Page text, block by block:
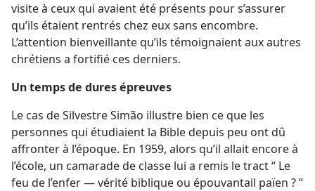
visite à ceux qui avaient été présents pour s’assurer
qu’ils étaient rentrés chez eux sans encombre.
L’attention bienveillante qu’ils témoignaient aux autres
chrétiens a fortifié ces derniers.
Un temps de dures épreuves
Le cas de Silvestre Simão illustre bien ce que les
personnes qui étudiaient la Bible depuis peu ont dû
affronter à l’époque. En 1959, alors qu’il allait encore à
l’école, un camarade de classe lui a remis le tract “ Le
feu de l’enfer — vérité biblique ou épouvantail païen ? ”